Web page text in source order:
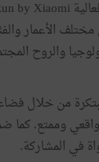
4500 مشارك من
والروح
من خلال
وممتع.
في المشاركة.